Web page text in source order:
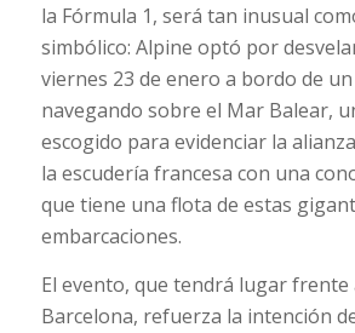
la Fórmula 1, será tan inusual
simbólico: Alpine optó por
viernes 23 de enero a bordo de
navegando sobre el Mar Balear,
escogido para evidenciar la
la escudería francesa con una
que tiene una flota de estas
embarcaciones.
El evento, que tendrá lugar frente
Barcelona, refuerza la intención